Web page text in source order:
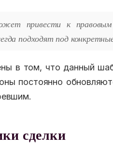
привести к
подходят под
в том, что данный
постоянно
сделки